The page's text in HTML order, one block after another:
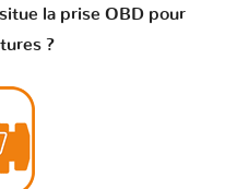
la prise OBD pour
?